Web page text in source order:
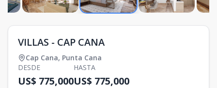
VILLAS - CAP CANA
Cap Cana, Punta Cana
DESDE
US$ 775,000
HASTA
US$ 775,000